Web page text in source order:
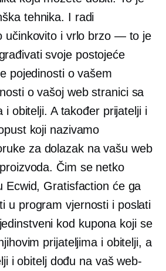
tehnika. I radi
učinkovito i vrlo brzo — to je
​​svoje postojeće
pojedinosti o vašem
o vašoj web stranici sa
i obitelji. A također prijatelji i
koji nazivamo
za dolazak na vašu web
Čim se netko
Ecwid, Gratisfaction će ga
u program vjernosti i poslati
kod kupona koji se
prijateljima i obitelji, a
i obitelj dođu na vaš web-